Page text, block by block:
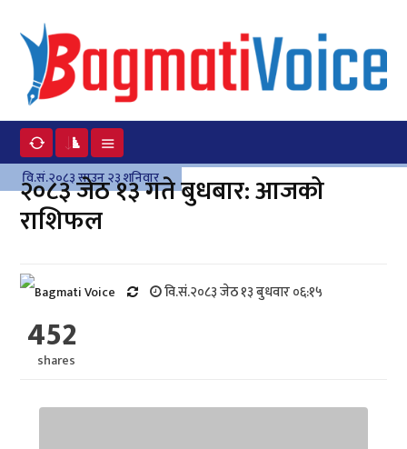
वि.सं.२०८३ साउन २३ शनिवार
२०८३ जेठ १३ गते बुधबार: आजको
राशिफल
वि.सं.२०८३ जेठ १३ बुधवार ०६:१५
452
shares